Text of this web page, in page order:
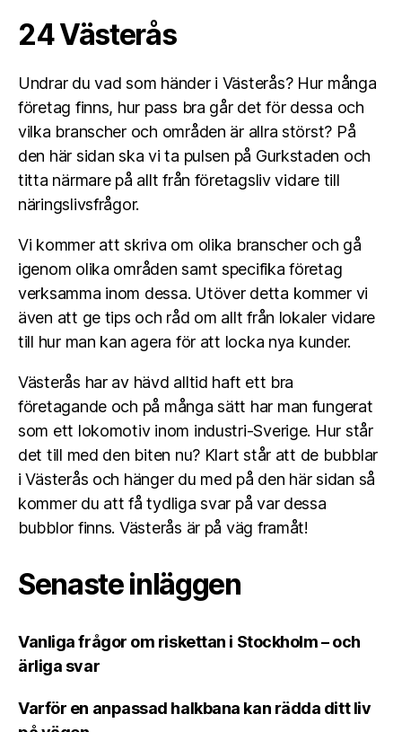
24 Västerås
Undrar du vad som händer i Västerås? Hur många
företag finns, hur pass bra går det för dessa och
vilka branscher och områden är allra störst? På
den här sidan ska vi ta pulsen på Gurkstaden och
titta närmare på allt från företagsliv vidare till
näringslivsfrågor.
Vi kommer att skriva om olika branscher och gå
igenom olika områden samt specifika företag
verksamma inom dessa. Utöver detta kommer vi
även att ge tips och råd om allt från lokaler vidare
till hur man kan agera för att locka nya kunder.
Västerås har av hävd alltid haft ett bra
företagande och på många sätt har man fungerat
som ett lokomotiv inom industri-Sverige. Hur står
det till med den biten nu? Klart står att de bubblar
i Västerås och hänger du med på den här sidan så
kommer du att få tydliga svar på var dessa
bubblor finns. Västerås är på väg framåt!
Senaste inläggen
Vanliga frågor om riskettan i Stockholm – och
ärliga svar
Varför en anpassad halkbana kan rädda ditt liv